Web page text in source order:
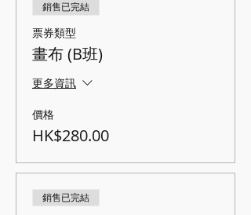
銷售已完結
票券類型
畫布 (B班)
更多資訊
價格
HK$280.00
銷售已完結